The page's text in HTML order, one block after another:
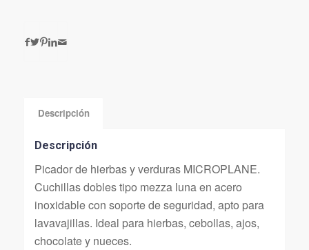
Descripción
Descripción
Picador de hierbas y verduras MICROPLANE.
Cuchillas dobles tipo mezza luna en acero
inoxidable con soporte de seguridad, apto para
lavavajillas. Ideal para hierbas, cebollas, ajos,
chocolate y nueces.